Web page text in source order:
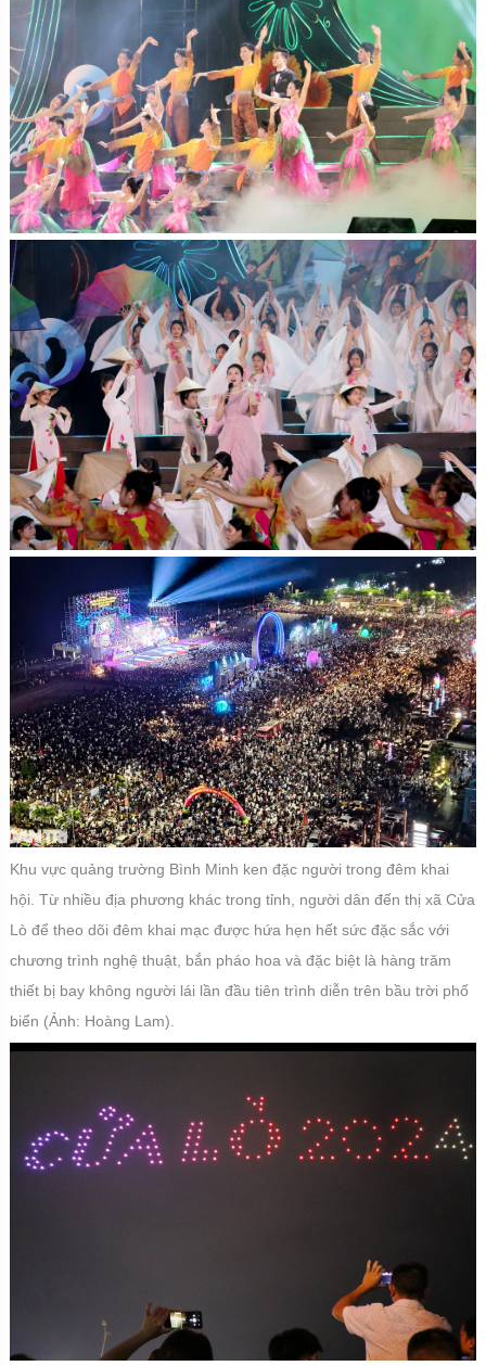
Khu vực quảng trường Bình Minh ken đặc người trong đêm khai
hội. Từ nhiều địa phương khác trong tỉnh, người dân đến thị xã Cửa
Lò để theo dõi đêm khai mạc được hứa hẹn hết sức đặc sắc với
chương trình nghệ thuật, bắn pháo hoa và đặc biệt là hàng trăm
thiết bị bay không người lái lần đầu tiên trình diễn trên bầu trời phố
biển (Ảnh: Hoàng Lam).